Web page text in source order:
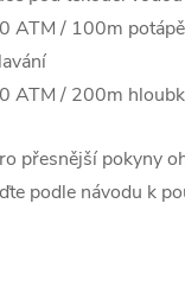
ATM / 100m
ATM / 200m
přesnější pokyny
podle návodu k